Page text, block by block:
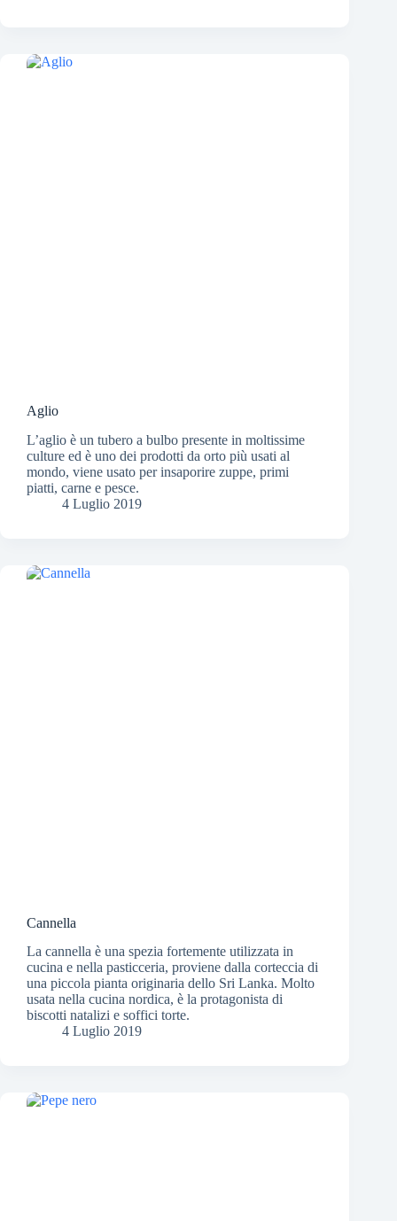
Aglio
L’aglio è un tubero a bulbo presente in moltissime
culture ed è uno dei prodotti da orto più usati al
mondo, viene usato per insaporire zuppe, primi
piatti, carne e pesce.
4 Luglio 2019
Cannella
La cannella è una spezia fortemente utilizzata in
cucina e nella pasticceria, proviene dalla corteccia di
una piccola pianta originaria dello Sri Lanka. Molto
usata nella cucina nordica, è la protagonista di
biscotti natalizi e soffici torte.
4 Luglio 2019